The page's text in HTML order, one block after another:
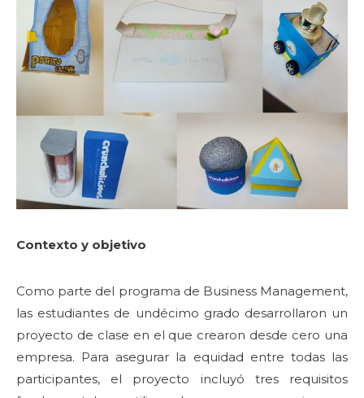
Contexto y objetivo
Como parte del programa de Business Management,
las estudiantes de undécimo grado desarrollaron un
proyecto de clase en el que crearon desde cero una
empresa. Para asegurar la equidad entre todas las
participantes, el proyecto incluyó tres requisitos